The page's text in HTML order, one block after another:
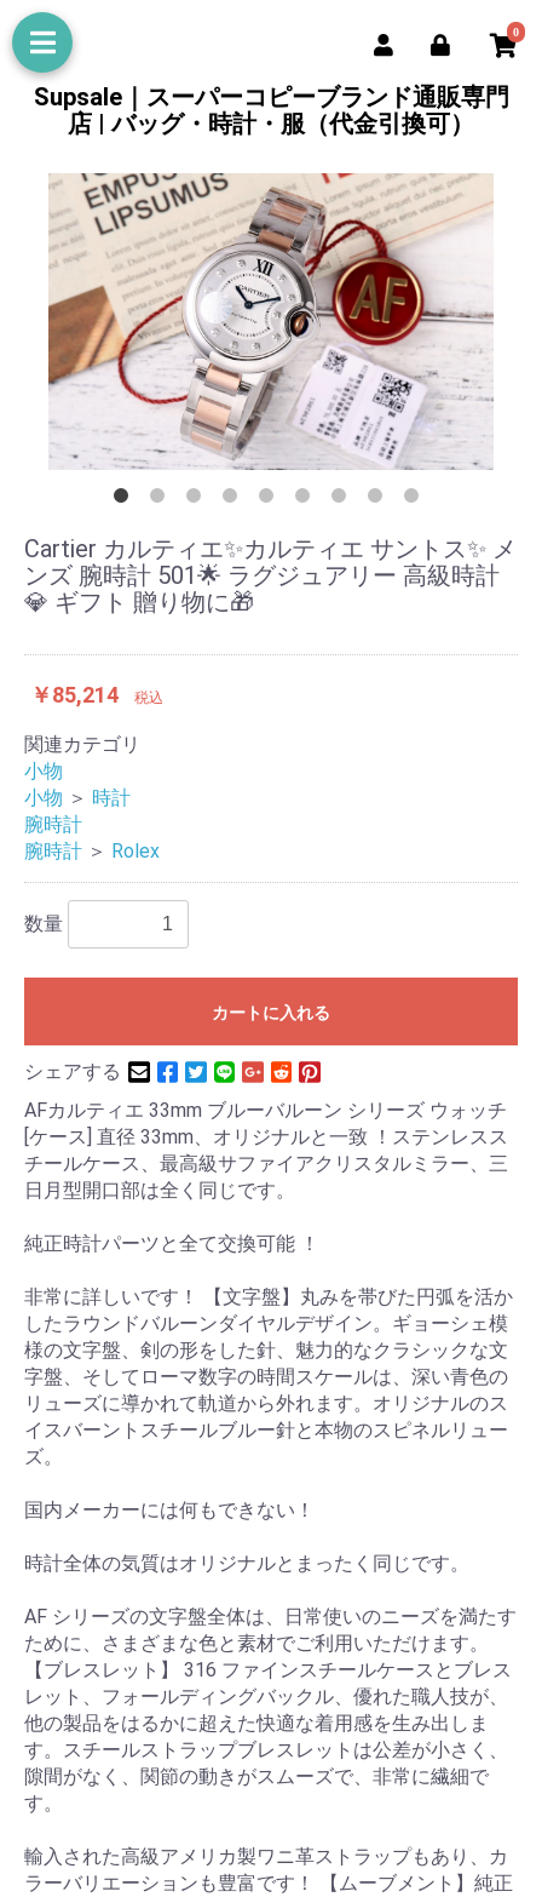
0
Supsale｜スーパーコピーブランド通販専門
店 | バッグ・時計・服（代金引換可）
Cartier カルティエ✨カルティエ サントス✨ メ
ンズ 腕時計 501🌟 ラグジュアリー 高級時計
💎 ギフト 贈り物に🎁
￥85,214 税込
関連カテゴリ
小物
小物 ＞ 時計
腕時計
腕時計 ＞ Rolex
数量
カートに入れる
シェアする
AFカルティエ 33mm ブルーバルーン シリーズ ウォッチ
[ケース] 直径 33mm、オリジナルと一致 ！ステンレスス
チールケース、最高級サファイアクリスタルミラー、三
日月型開口部は全く同じです。
純正時計パーツと全て交換可能 ！
非常に詳しいです！ 【文字盤】丸みを帯びた円弧を活か
したラウンドバルーンダイヤルデザイン。ギョーシェ模
様の文字盤、剣の形をした針、魅力的なクラシックな文
字盤、そしてローマ数字の時間スケールは、深い青色の
リューズに導かれて軌道から外れます。オリジナルのス
イスバーントスチールブルー針と本物のスピネルリュー
ズ。
国内メーカーには何もできない！
時計全体の気質はオリジナルとまったく同じです。
AF シリーズの文字盤全体は、日常使いのニーズを満たす
ために、さまざまな色と素材でご利用いただけます。
【ブレスレット】 316 ファインスチールケースとブレス
レット、フォールディングバックル、優れた職人技が、
他の製品をはるかに超えた快適な着用感を生み出しま
す。スチールストラップブレスレットは公差が小さく、
隙間がなく、関節の動きがスムーズで、非常に繊細で
す。
輸入された高級アメリカ製ワニ革ストラップもあり、カ
ラーバリエーションも豊富です！ 【ムーブメント】純正